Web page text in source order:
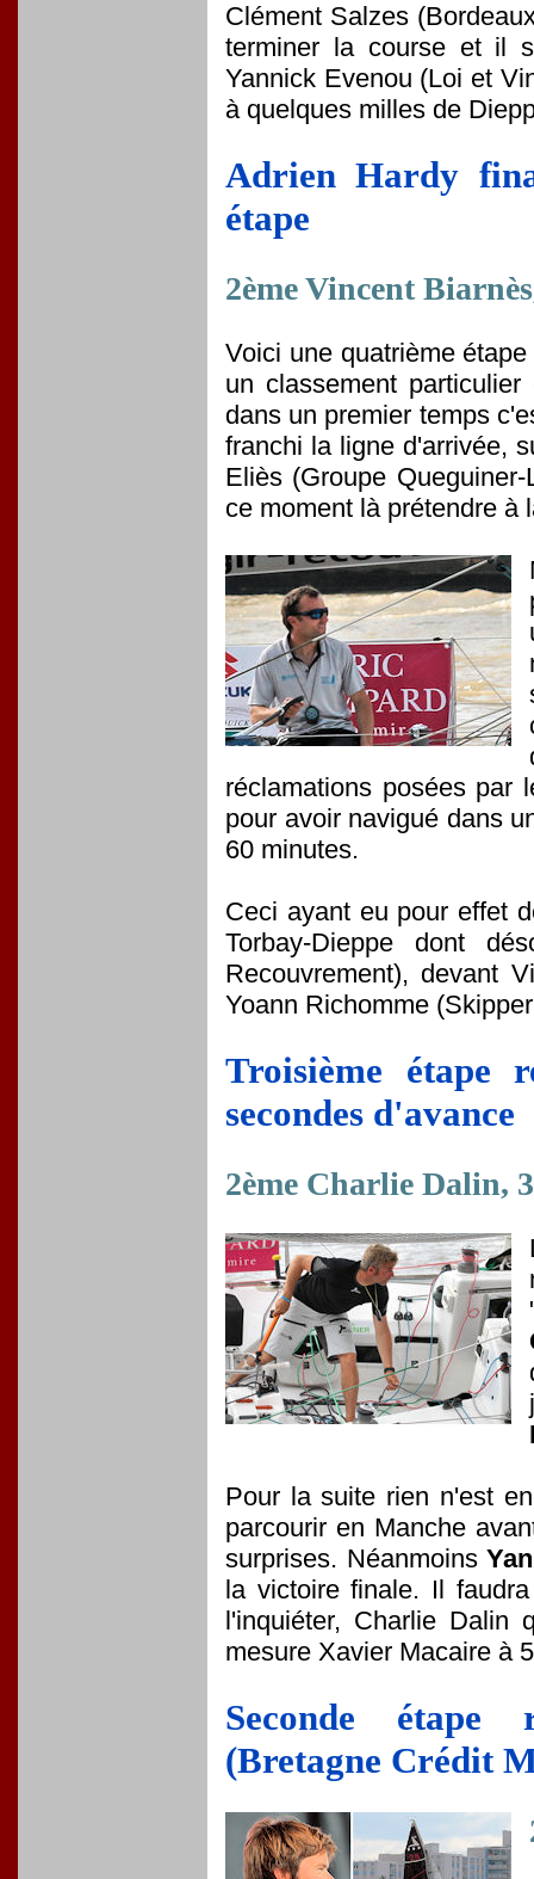
Clément Salzes
terminer la course et il
Yannick Evenou (Loi et
à quelques milles de
Adrien Hardy
étape
2ème Vincent
Voici une quatrième
un classement
dans un premier temps
franchi la ligne d'arrivée,
Eliès (Groupe
ce moment là prétendre à
réclamations posées par
pour avoir navigué dans
60 minutes.
Ceci ayant eu pour effet
Torbay-Dieppe dont
Recouvrement), devant
Yoann Richomme
Troisième étape
secondes d'avance
2ème Charlie Dalin,
Pour la suite rien n'est
parcourir en Manche
surprises. Néanmoins
la victoire finale. Il
l'inquiéter, Charlie
mesure Xavier Macaire à
Seconde étape
(Bretagne Crédit